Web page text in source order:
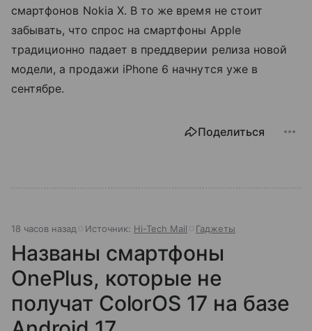
смартфонов Nokia X. В то же время не стоит
забывать, что спрос на смартфоны Apple
традиционно падает в преддверии релиза новой
модели, а продажи iPhone 6 начнутся уже в
сентябре.
Поделиться
18 часов назад Источник: Hi-Tech Mail Гаджеты
Названы смартфоны
OnePlus, которые не
получат ColorOS 17 на базе